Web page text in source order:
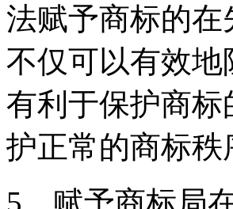
法赋予商标的
不仅可以有效
有利于保护商
护正常的商标秩
5、赋予商标局